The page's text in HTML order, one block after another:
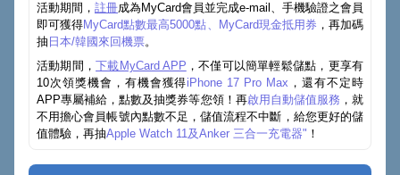
活動期間， 註冊成為MyCard會員並完成e-mail、手機驗證之會員
即可獲得MyCard點數最高5000點、MyCard現金抵用券 ，再加碼
抽 日本/韓國來回機票。
活動期間，下載MyCard APP ，不僅可以簡單輕鬆儲點，更享有
10次領獎機會，有機會獲得iPhone 17 Pro Max ，還有不定時
APP專屬補給，點數及抽獎券等您領！再啟用自動儲值服務 ，就
不用擔心會員帳號內點數不足，儲值流程不中斷，給您更好的儲
值體驗，再抽Apple Watch 11及Anker 三合一充電器" ！